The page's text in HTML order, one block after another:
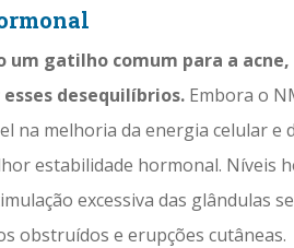
um gatilho comum para a acne,
desequilíbrios. Embora o
na melhoria da energia celular e
estabilidade hormonal. Níveis
excessiva das glândulas
obstruídos e erupções cutâneas.